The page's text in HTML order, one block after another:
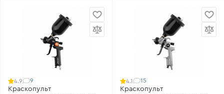
4.9 9
Краскопульт
4.1 15
Краскопульт